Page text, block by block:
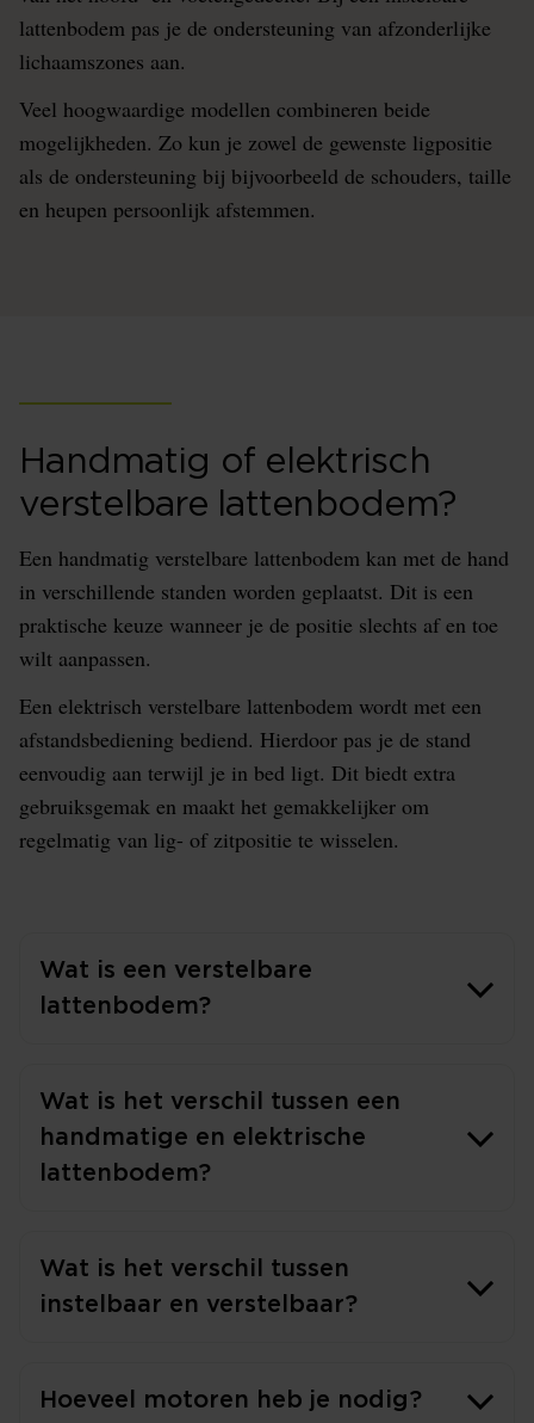
lattenbodem pas je de ondersteuning van afzonderlijke
lichaamszones aan.
Veel hoogwaardige modellen combineren beide
mogelijkheden. Zo kun je zowel de gewenste ligpositie
als de ondersteuning bij bijvoorbeeld de schouders, taille
en heupen persoonlijk afstemmen.
Handmatig of elektrisch
verstelbare lattenbodem?
Een handmatig verstelbare lattenbodem kan met de hand
in verschillende standen worden geplaatst. Dit is een
praktische keuze wanneer je de positie slechts af en toe
wilt aanpassen.
Een elektrisch verstelbare lattenbodem wordt met een
afstandsbediening bediend. Hierdoor pas je de stand
eenvoudig aan terwijl je in bed ligt. Dit biedt extra
gebruiksgemak en maakt het gemakkelijker om
regelmatig van lig- of zitpositie te wisselen.
Wat is een verstelbare
lattenbodem?
Wat is het verschil tussen een
handmatige en elektrische
lattenbodem?
Wat is het verschil tussen
instelbaar en verstelbaar?
Hoeveel motoren heb je nodig?